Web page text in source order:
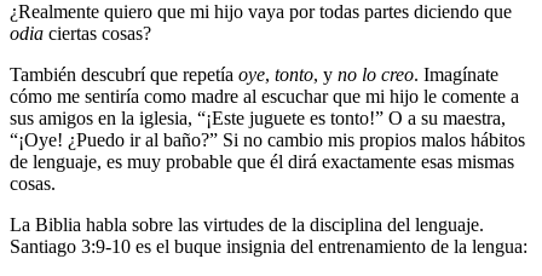
¿Realmente quiero que mi hijo vaya por todas partes diciendo que
odia ciertas cosas?
También descubrí que repetía oye, tonto, y no lo creo. Imagínate
cómo me sentiría como madre al escuchar que mi hijo le comente a
sus amigos en la iglesia, “¡Este juguete es tonto!” O a su maestra,
“¡Oye! ¿Puedo ir al baño?” Si no cambio mis propios malos hábitos
de lenguaje, es muy probable que él dirá exactamente esas mismas
cosas.
La Biblia habla sobre las virtudes de la disciplina del lenguaje.
Santiago 3:9-10 es el buque insignia del entrenamiento de la lengua: